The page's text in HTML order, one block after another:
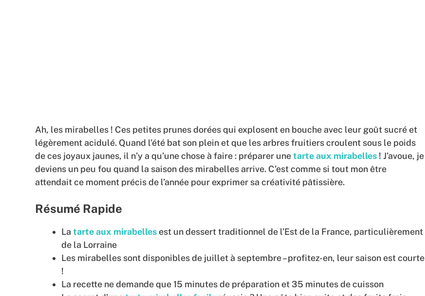
Ah, les mirabelles ! Ces petites prunes dorées qui explosent en bouche avec leur goût sucré et
légèrement acidulé. Quand l’été bat son plein et que les arbres fruitiers croulent sous le poids
de ces joyaux jaunes, il n’y a qu’une chose à faire : préparer unetarte aux mirabelles ! J’avoue, je
deviens un peu fou quand la saison des mirabelles arrive. C’est comme si tout mon être
attendait ce moment précis de l’année pour exprimer sa créativité pâtissière.
Résumé Rapide
La tarte aux mirabelles est un dessert traditionnel de l’Est de la France, particulièrement
de la Lorraine
Les mirabelles sont disponibles de juillet à septembre – profitez-en, leur saison est courte
!
La recette ne demande que 15 minutes de préparation et 35 minutes de cuisson